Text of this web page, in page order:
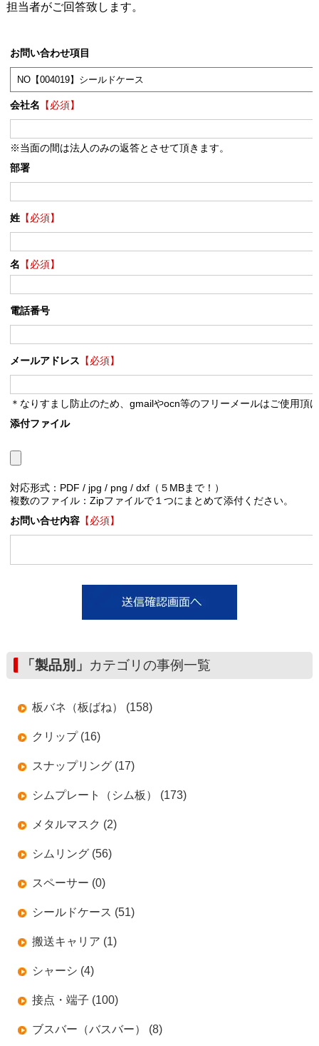
担当者がご回答致します。
お問い合わせ項目
会社名 【必須】
※当面の間は法人のみの返答とさせて頂きます。
部署
姓【必須】
名 【必須】
電話番号
メールアドレス 【必須】
＊なりすまし防止のため、gmailやocn等のフリーメールはご使用頂
添付ファイル
対応形式：PDF / jpg / png / dxf（５MBまで！）
複数のファイル：Zipファイルで１つにまとめて添付ください。
お問い合せ内容【必須】
「製品別」 カテゴリの事例一覧
板バネ（板ばね） (158)
クリップ (16)
スナップリング (17)
シムプレート（シム板） (173)
メタルマスク (2)
シムリング (56)
スペーサー (0)
シールドケース (51)
搬送キャリア (1)
シャーシ (4)
接点・端子 (100)
ブスバー（バスバー） (8)